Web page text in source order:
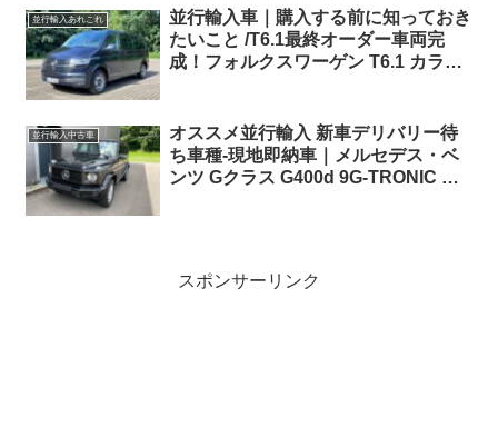
並行輸入あれこれ
並行輸入車｜購入する前に知っておき
たいこと /T6.1最終オーダー車両完
成！フォルクスワーゲン T6.1 カラベ
並行輸入中古車
オススメ並行輸入 新車デリバリー待
ち車種-現地即納車｜メルセデス・ベ
ンツ Gクラス G400d 9G-TRONIC 左
スポンサーリンク